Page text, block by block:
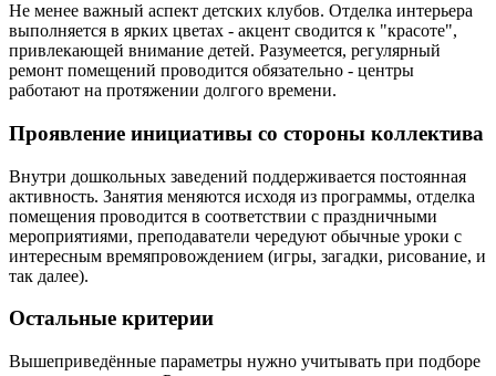
Не менее важный аспект детских клубов. Отделка интерьера
выполняется в ярких цветах - акцент сводится к "красоте",
привлекающей внимание детей. Разумеется, регулярный
ремонт помещений проводится обязательно - центры
работают на протяжении долгого времени.
Проявление инициативы со стороны коллектива
Внутри дошкольных заведений поддерживается постоянная
активность. Занятия меняются исходя из программы, отделка
помещения проводится в соответствии с праздничными
мероприятиями, преподаватели чередуют обычные уроки с
интересным времяпровождением (игры, загадки, рисование, и
так далее).
Остальные критерии
Вышеприведённые параметры нужно учитывать при подборе